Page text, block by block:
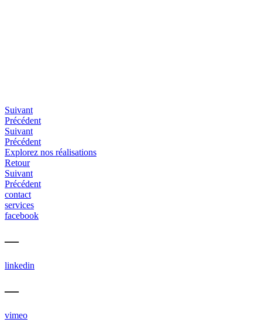
Suivant
Précédent
Suivant
Précédent
Explorez nos réalisations
Retour
Suivant
Précédent
contact
services
facebook
—
linkedin
—
vimeo